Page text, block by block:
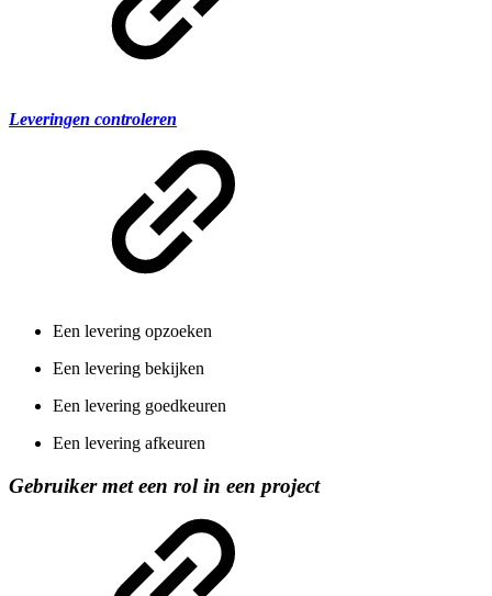
Leveringen controleren
Een levering opzoeken
Een levering bekijken
Een levering goedkeuren
Een levering afkeuren
Gebruiker met een rol in een project